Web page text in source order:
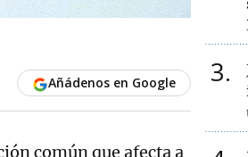
Añádenos en Google
común que afecta a
3